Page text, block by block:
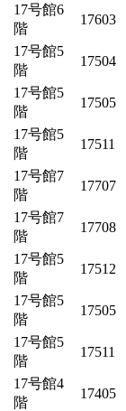
17号館6
階
17603
17号館5
階
17504
17号館5
階
17505
17号館5
階
17511
17号館7
階
17707
17号館7
階
17708
17号館5
階
17512
17号館5
階
17505
17号館5
階
17511
17号館4
階
17405